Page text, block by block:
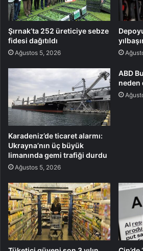
Şırnak’ta 252 üreticiye sebze
fidesi dağıtıldı
Ağustos 5, 2026
Karadeniz’de ticaret alarmı:
Ukrayna’nın üç büyük
limanında gemi trafiği durdu
Ağustos 5, 2026
ABD
neden